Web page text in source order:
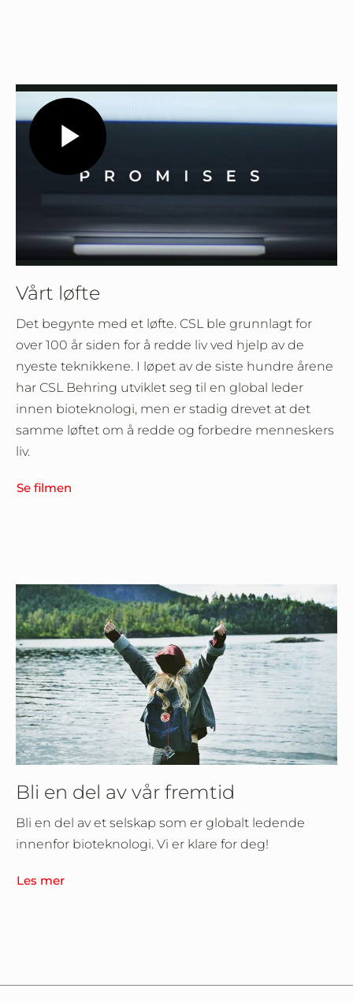
Play
Video
Vårt løfte
Det begynte med et løfte. CSL ble grunnlagt for
over 100 år siden for å redde liv ved hjelp av de
nyeste teknikkene. I løpet av de siste hundre årene
har CSL Behring utviklet seg til en global leder
innen bioteknologi, men er stadig drevet at det
samme løftet om å redde og forbedre menneskers
liv.
Se filmen
Bli en del av vår fremtid
Bli en del av et selskap som er globalt ledende
innenfor bioteknologi. Vi er klare for deg!
Les mer